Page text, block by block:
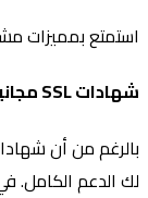
استمتع بمميزات
شهادات SSL مجانية
لك الدعم الكامل.